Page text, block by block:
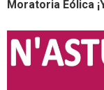
Moratoria Eólica